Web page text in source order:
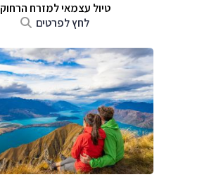
טיול עצמאי למזרח הרחוק
לחץ לפרטים